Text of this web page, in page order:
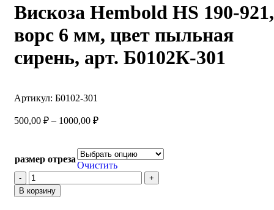
Вискоза Hembold HS 190-921,
ворс 6 мм, цвет пыльная
сирень, арт. Б0102К-301
Артикул: Б0102-301
500,00 ₽ – 1000,00 ₽
размер отреза
Очистить
В корзину